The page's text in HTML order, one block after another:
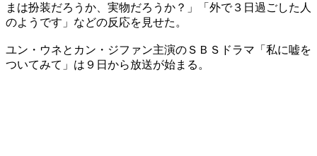
まは扮装だろうか、実物だろうか？」「外で３日過ごした人
のようです」などの反応を見せた。
ユン・ウネとカン・ジファン主演のＳＢＳドラマ「私に嘘を
ついてみて」は９日から放送が始まる。